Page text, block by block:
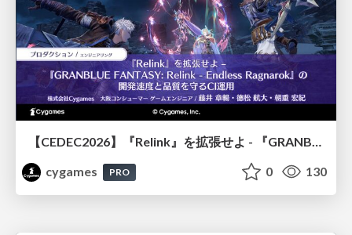
【CEDEC2026】『Relink』を拡張せよ - 『GRANBLUE FANTASY: Relink - Endless Ragnarok』の開発速度と品質を守るCI運用
cygames
PRO 0 130